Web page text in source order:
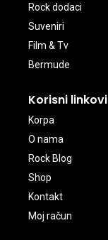
Rock dodaci
Suveniri
Film & Tv
Bermude
Korisni linkovi
Korpa
O nama
Rock Blog
Shop
Kontakt
Moj račun